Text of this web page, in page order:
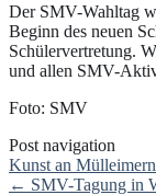
Der SMV-Wahltag
Beginn des neuen
Schülervertretung.
und allen SMV-
Foto: SMV
Post navigation
Kunst an Mülleimern
← SMV-Tagung in